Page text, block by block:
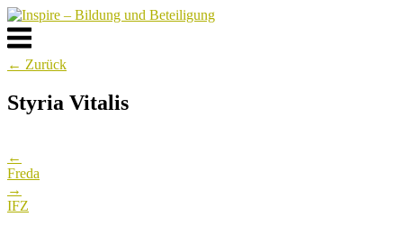
Skip
to
content
Menu
← Zurück
Styria Vitalis
navigation
←
Freda
→
IFZ